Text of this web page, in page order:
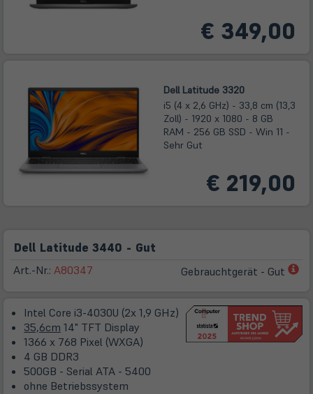
€ 349,00
Dell Latitude 3320
i5 (4 x 2,6 GHz) - 33,8 cm (13,3
Zoll) - 1920 x 1080 - 8 GB
RAM - 256 GB SSD - Win 11 -
Sehr Gut
€ 219,00
Dell Latitude 3440 - Gut
Art.-Nr.: A80347 Gebrauchtgerät - Gut
Intel Core i3-4030U (2x 1,9 GHz)
35,6cm 14" TFT Display
1366 x 768 Pixel (WXGA)
4 GB DDR3
500GB - Serial ATA - 5400
ohne Betriebssystem